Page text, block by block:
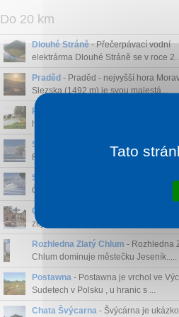
Do 20 km
Dlouhé Stráně - Přečerpávací vodní
elektrárma Dlouhé Stráně se v roce
Praděd - Praděd - nejvyšší hora
Slezska (1492 m) je svou majestá...
Priessnitzovy léčebné lázně
horské lázně s čerstvým vzduche...
Ski areál Praděd - Ovčárna
- Sport
Figura se nachází v nejatra...
Ski areál Červenohorské Sedlo
Červenohorské sedlo je jedno z
Chata Smrčník Jeseníky
zejména pro rodiny s dětmi, ško...
Rozhledna Zlatý Chlum - Rozhledna
Chlum dominuje městečku Jeseník.....
Postawna - Postawna je vrchol ve
Sudetech v Polsku , u hranic s ...
Chata Švýcarna - Švýcárna je
Tato